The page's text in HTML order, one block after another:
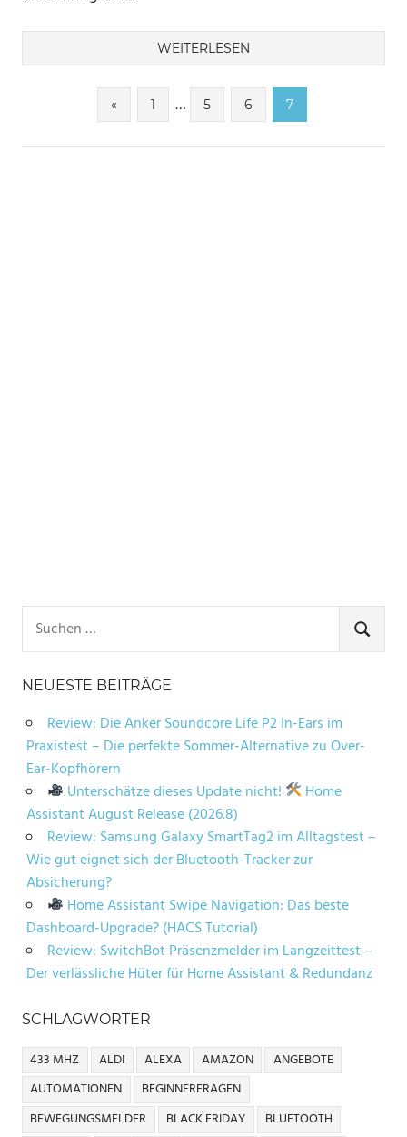
WEITERLESEN
Seitennummerierung
der
« Vorherige
Beiträge
1 … 5 6 7
nach:
SUCHEN
NEUESTE BEITRÄGE
Review: Die Anker Soundcore Life P2 In-Ears im
Praxistest – Die perfekte Sommer-Alternative zu Over-
Ear-Kopfhörern
Unterschätze dieses Update nicht!
Home
Assistant August Release (2026.8)
Review: Samsung Galaxy SmartTag2 im Alltagstest –
Wie gut eignet sich der Bluetooth-Tracker zur
Absicherung?
Home Assistant Swipe Navigation: Das beste
Dashboard-Upgrade? (HACS Tutorial)
Review: SwitchBot Präsenzmelder im Langzeittest –
Der verlässliche Hüter für Home Assistant & Redundanz
SCHLAGWÖRTER
433 MHZ ALDI ALEXA AMAZON
ANGEBOTE
AUTOMATIONEN
BEGINNERFRAGEN
BEWEGUNGSMELDER
BLACK FRIDAY
BLUETOOTH